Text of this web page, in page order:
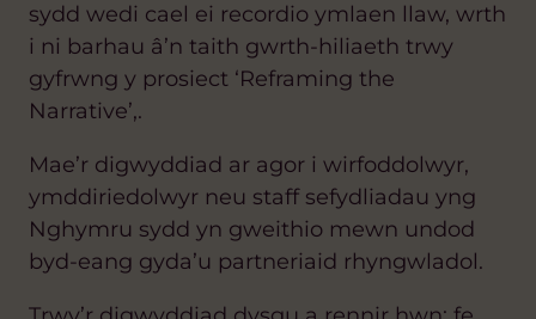
sydd wedi cael ei recordio ymlaen llaw, wrth
i ni barhau â’n taith gwrth-hiliaeth trwy
gyfrwng y prosiect ‘Reframing the
Narrative’,.
Mae’r digwyddiad ar agor i wirfoddolwyr,
ymddiriedolwyr neu staff sefydliadau yng
Nghymru sydd yn gweithio mewn undod
byd-eang gyda’u partneriaid rhyngwladol.